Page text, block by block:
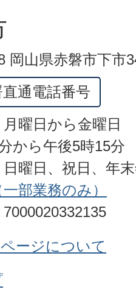
岡山県赤磐市下市
通電話番号
曜日から金曜日
から午後5時15分
日曜日、祝日、年
部業務のみ）
ージについて